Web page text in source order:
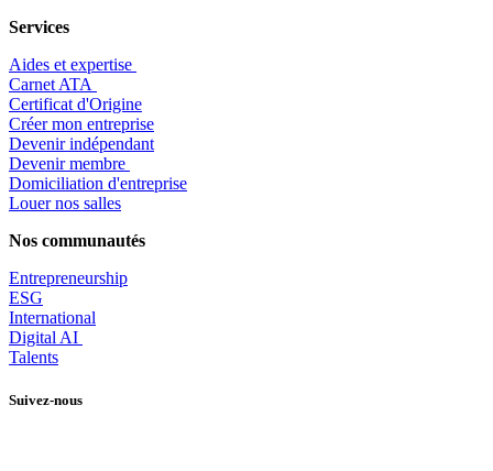
Services
Aides et expertise
​Carnet ATA
Certificat d'Origine
Créer mon entreprise
Devenir indépendant
Devenir membre
​Domiciliation d'entreprise
Louer nos salles
Nos communautés
Entrepreneurship
ESG
International
Digital AI
Talents
Suivez-nous